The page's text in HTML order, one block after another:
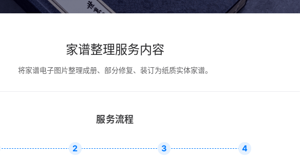
家谱整理服务内容
将家谱电子图片整理成册、部分修复、装订为纸质实体家谱。
服务流程
2
3
4